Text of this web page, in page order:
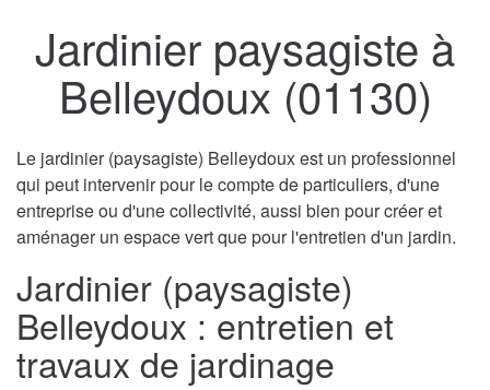
Jardinier paysagiste à
Belleydoux (01130)
Le jardinier (paysagiste) Belleydoux est un professionnel
qui peut intervenir pour le compte de particuliers, d'une
entreprise ou d'une collectivité, aussi bien pour créer et
aménager un espace vert que pour l'entretien d'un jardin.
Jardinier (paysagiste)
Belleydoux : entretien et
travaux de jardinage